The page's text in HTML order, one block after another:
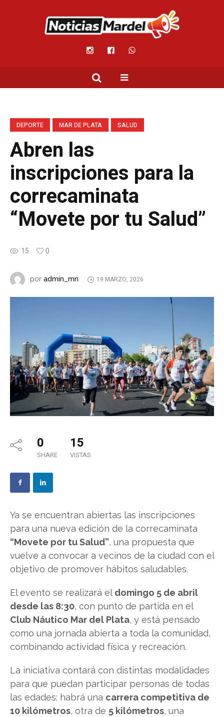
DEPORTE MAR DE PLATA SALUD
Abren las
inscripciones para la
correcaminata
“Movete por tu Salud”
15 0
por admin_mn 19 MARZO, 2026
0
SHARE
15
VISTAS
Ya se encuentran abiertas las inscripciones
para una nueva edición de la correcaminata
“Movete por tu Salud”, una propuesta que
vuelve a convocar a vecinos de la ciudad con el
objetivo de promover hábitos saludables.
El evento se realizará el domingo 5 de abril
desde las 8:30, con punto de partida en el
Club Náutico Mar del Plata, y está pensado
como una jornada abierta a toda la comunidad,
combinando actividad física y recreación.
La iniciativa contará con distintas modalidades
para que puedan participar personas de todas
las edades: habrá una carrera competitiva de
10 kilómetros, otra de 5 kilómetros, una